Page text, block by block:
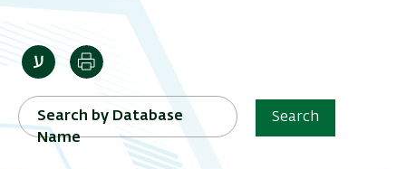
Print
Search by Database
Name
Search